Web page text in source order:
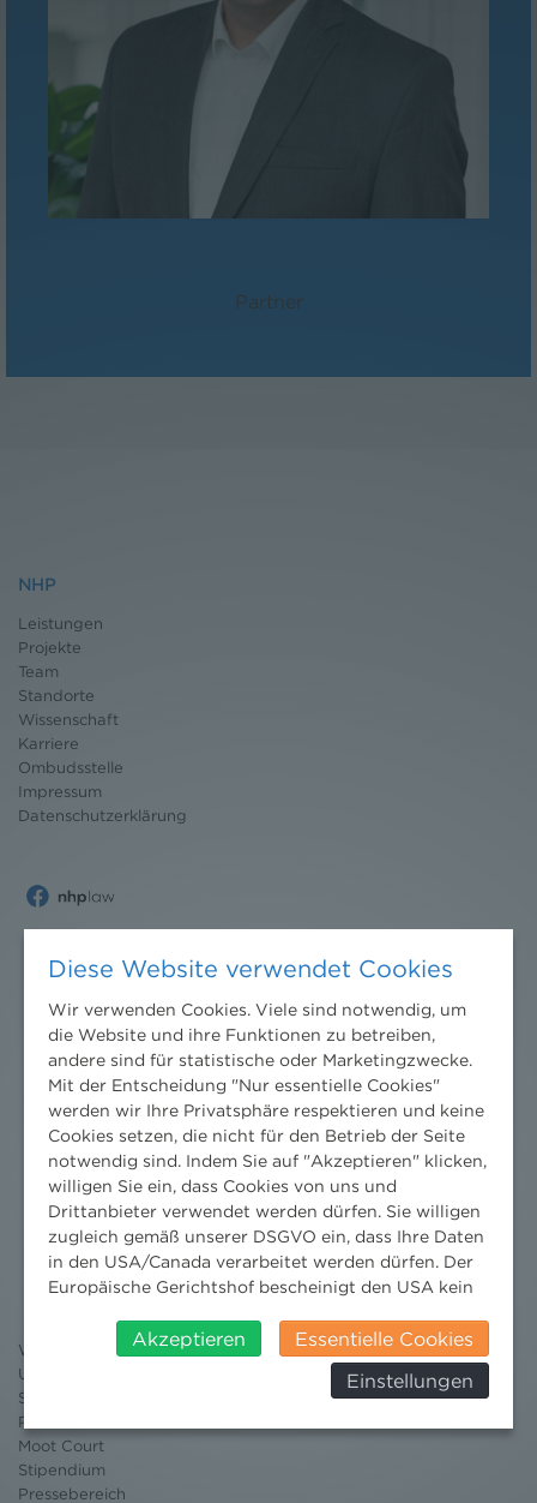
Partner
NHP
Leistungen
Projekte
Team
Standorte
Wissenschaft
Karriere
Ombudsstelle
Impressum
Datenschutzerklärung
Nachrichten
News aktuell
3 Minuten Umweltrecht
Willkommen Umweltrecht
Umweltrechtsblog
Seminare
Publikationen
Moot Court
Stipendium
Pressebereich
Diese Website verwendet Cookies
Wir verwenden Cookies. Viele sind notwendig, um
die Website und ihre Funktionen zu betreiben,
andere sind für statistische oder Marketingzwecke.
Mit der Entscheidung "Nur essentielle Cookies"
werden wir Ihre Privatsphäre respektieren und keine
Cookies setzen, die nicht für den Betrieb der Seite
notwendig sind. Indem Sie auf "Akzeptieren" klicken,
willigen Sie ein, dass Cookies von uns und
Drittanbieter verwendet werden dürfen. Sie willigen
zugleich gemäß unserer DSGVO ein, dass Ihre Daten
in den USA/Canada verarbeitet werden dürfen. Der
Europäische Gerichtshof bescheinigt den USA kein
insbesondere das Risiko, dass ihre Daten durch US-
Behörden, zu Kontroll- und zu
Überwachungszwecken, verarbeitet werden und
werden können. Zudem finden Sie am
Bildschirmrand ein Cookie-Icon wo Sie jederzeit Ihre
Einwilligung widerrufen und Widerspruch ausüben.
Akzeptieren
Essentielle Cookies
Einstellungen